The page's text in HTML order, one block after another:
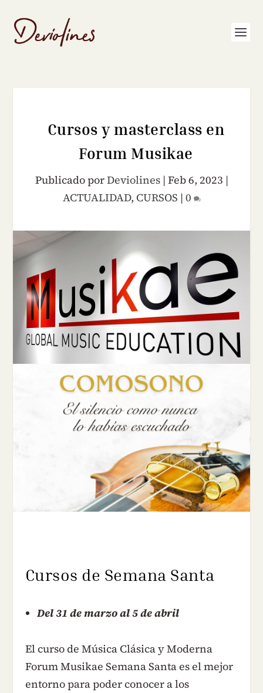
Cursos y masterclass en
Forum Musikae
Publicado porDeviolines| Feb 6, 2023 |
ACTUALIDAD, CURSOS | 0
Cursos de Semana Santa
Del 31 de marzo al 5 de abril
El curso de Música Clásica y Moderna
Forum Musikae Semana Santa es el mejor
entorno para poder conocer a los